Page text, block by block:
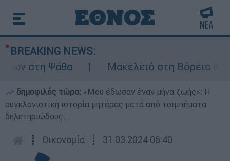
BREAKING NEWS:
στη Ψάθα
Μακελειό στη Βόρεια
δημοφιλές τώρα: «Μου έδωσαν έναν μήνα ζωής»: Η
συγκλονιστική ιστορία μητέρας μετά από τσιμπήματα
δηλητηριώδους...
┋ Οικονομία ┋ 31.03.2024 06:40